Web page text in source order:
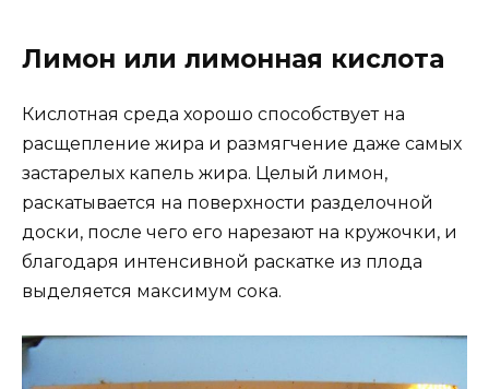
Лимон или лимонная кислота
Кислотная среда хорошо способствует на
расщепление жира и размягчение даже самых
застарелых капель жира. Целый лимон,
раскатывается на поверхности разделочной
доски, после чего его нарезают на кружочки, и
благодаря интенсивной раскатке из плода
выделяется максимум сока.